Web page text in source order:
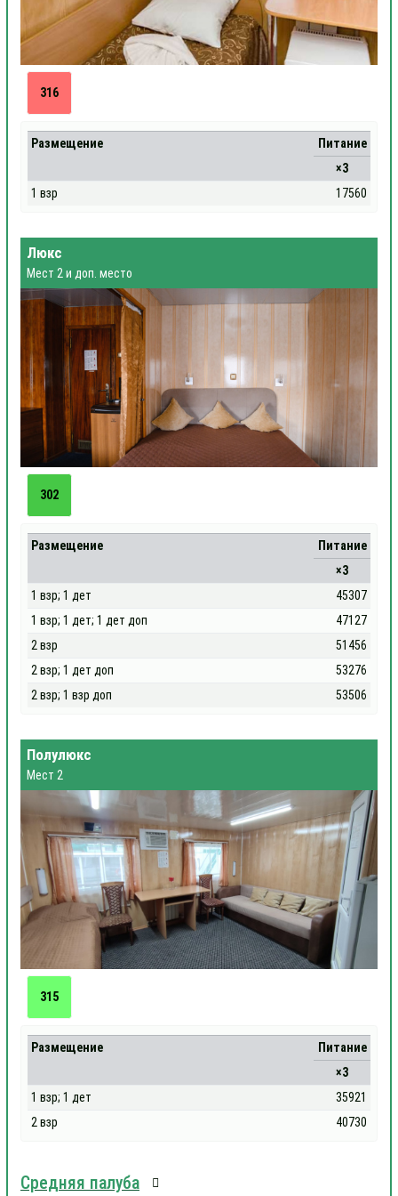
316
Размещение
Питание
×3
1 взр
17560
Люкс
Мест 2 и доп. место
302
Размещение
Питание
×3
1 взр; 1 дет
45307
1 взр; 1 дет; 1 дет доп
47127
2 взр
51456
2 взр; 1 дет доп
53276
2 взр; 1 взр доп
53506
Полулюкс
Мест 2
315
Размещение
Питание
×3
1 взр; 1 дет
35921
2 взр
40730
Средняя палуба